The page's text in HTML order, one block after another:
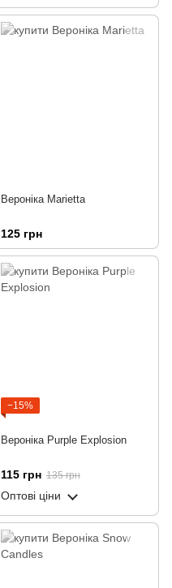
Вероніка Marietta
125 грн
−15%
Вероніка Purple Explosion
115 грн 135 грн
Оптові ціни